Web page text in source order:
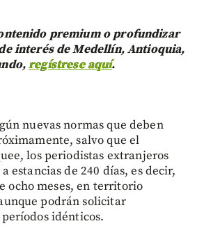
premium o profundizar
interés de Medellín, Antioquia,
regístrese aquí.
nuevas normas que deben
salvo que el
los periodistas extranjeros
estancias de 240 días, es decir,
ocho meses, en territorio
podrán solicitar
idénticos.